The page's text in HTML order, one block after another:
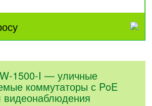
1500-I — уличные
коммутаторы с PoE
видеонаблюдения